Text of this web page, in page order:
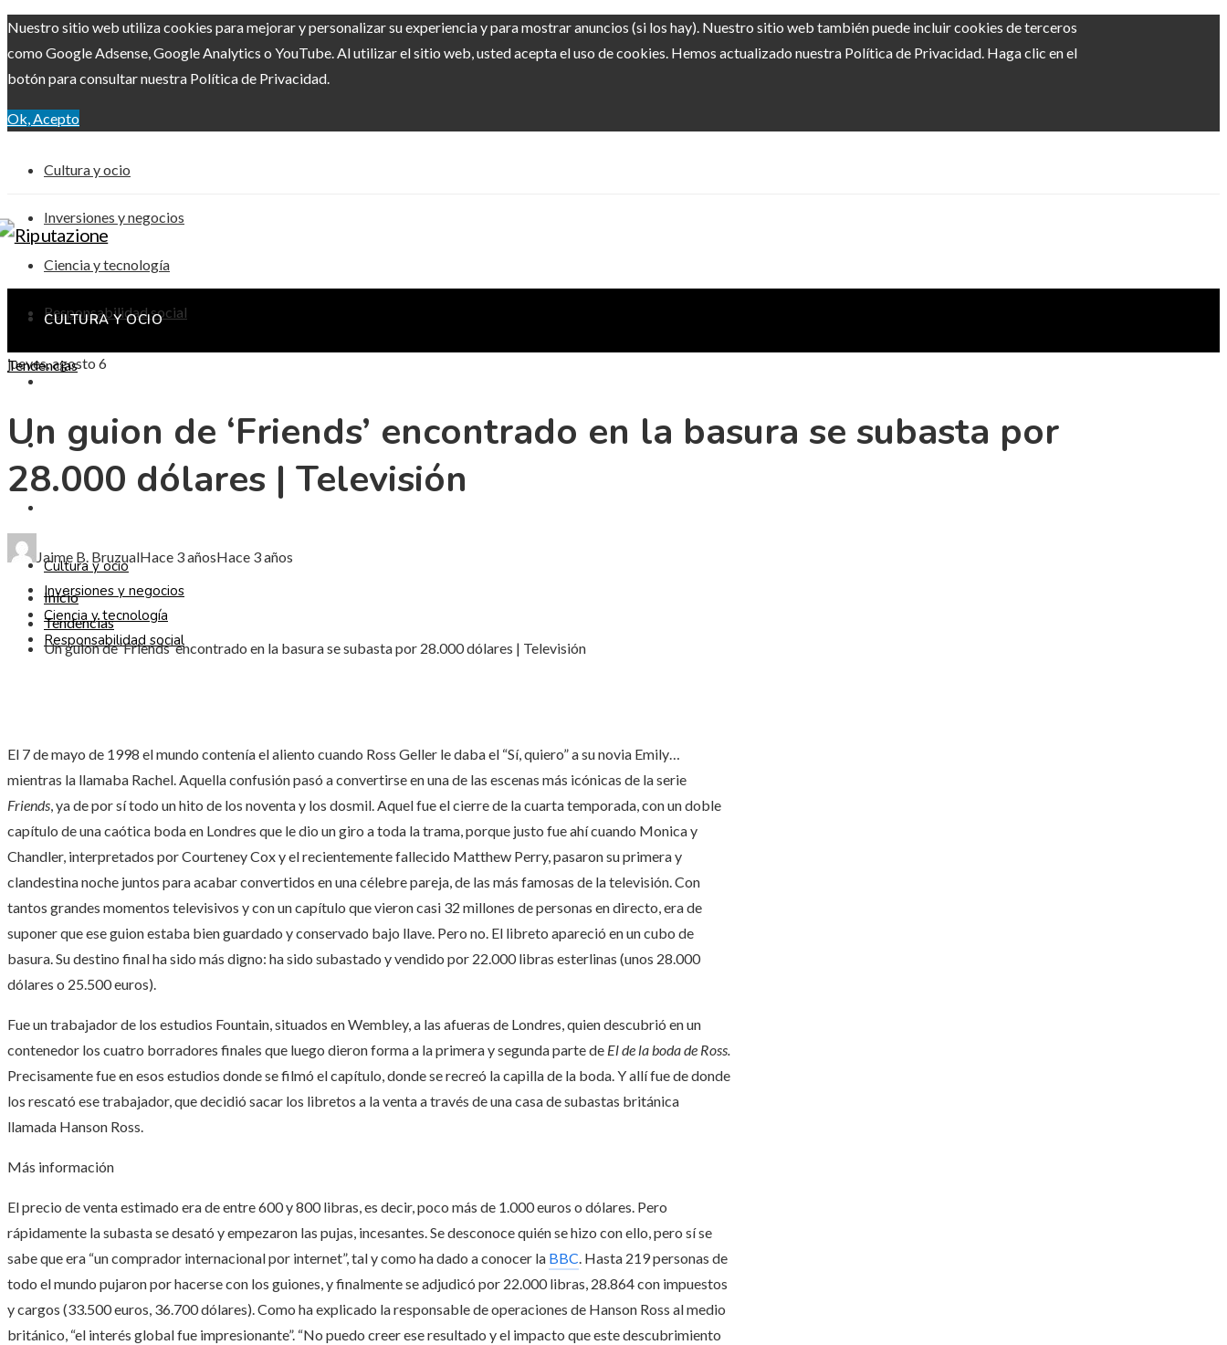
Nuestro sitio web utiliza cookies para mejorar y personalizar su experiencia y para mostrar anuncios (si los hay). Nuestro sitio web también puede incluir cookies de terceros
como Google Adsense, Google Analytics o YouTube. Al utilizar el sitio web, usted acepta el uso de cookies. Hemos actualizado nuestra Política de Privacidad. Haga clic en el
botón para consultar nuestra Política de Privacidad.
Ok, Acepto
Cultura y ocio
Inversiones y negocios
Ciencia y tecnología
Responsabilidad social
jueves, agosto 6
CULTURA Y OCIO
CIENCIA Y TECNOLOGÍA
Cultura y ocio
Inversiones y negocios
Ciencia y tecnología
Responsabilidad social
Tendencias
Un guion de ‘Friends’ encontrado en la basura se subasta por
28.000 dólares | Televisión
Jaime B. BruzualHace 3 añosHace 3 años
Inicio
Tendencias
Un guion de ‘Friends’ encontrado en la basura se subasta por 28.000 dólares | Televisión
El 7 de mayo de 1998 el mundo contenía el aliento cuando Ross Geller le daba el “Sí, quiero” a su novia Emily…
mientras la llamaba Rachel. Aquella confusión pasó a convertirse en una de las escenas más icónicas de la serie
Friends, ya de por sí todo un hito de los noventa y los dosmil. Aquel fue el cierre de la cuarta temporada, con un doble
capítulo de una caótica boda en Londres que le dio un giro a toda la trama, porque justo fue ahí cuando Monica y
Chandler, interpretados por Courteney Cox y el recientemente fallecido Matthew Perry, pasaron su primera y
clandestina noche juntos para acabar convertidos en una célebre pareja, de las más famosas de la televisión. Con
tantos grandes momentos televisivos y con un capítulo que vieron casi 32 millones de personas en directo, era de
suponer que ese guion estaba bien guardado y conservado bajo llave. Pero no. El libreto apareció en un cubo de
basura. Su destino final ha sido más digno: ha sido subastado y vendido por 22.000 libras esterlinas (unos 28.000
dólares o 25.500 euros).
Fue un trabajador de los estudios Fountain, situados en Wembley, a las afueras de Londres, quien descubrió en un
contenedor los cuatro borradores finales que luego dieron forma a la primera y segunda parte de El de la boda de Ross.
Precisamente fue en esos estudios donde se filmó el capítulo, donde se recreó la capilla de la boda. Y allí fue de donde
los rescató ese trabajador, que decidió sacar los libretos a la venta a través de una casa de subastas británica
llamada Hanson Ross.
Más información
El precio de venta estimado era de entre 600 y 800 libras, es decir, poco más de 1.000 euros o dólares. Pero
rápidamente la subasta se desató y empezaron las pujas, incesantes. Se desconoce quién se hizo con ello, pero sí se
sabe que era “un comprador internacional por internet”, tal y como ha dado a conocer la BBC. Hasta 219 personas de
todo el mundo pujaron por hacerse con los guiones, y finalmente se adjudicó por 22.000 libras, 28.864 con impuestos
y cargos (33.500 euros, 36.700 dólares). Como ha explicado la responsable de operaciones de Hanson Ross al medio
británico, “el interés global fue impresionante”. “No puedo creer ese resultado y el impacto que este descubrimiento